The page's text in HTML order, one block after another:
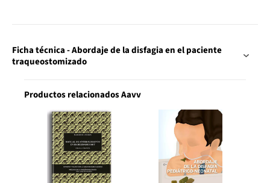
Ficha técnica - Abordaje de la disfagia en el paciente
traqueostomizado
Productos relacionados Aavv